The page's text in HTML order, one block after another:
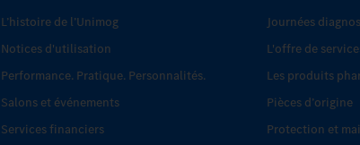
L’histoire de l’Unimog
Notices d'utilisation
Performance. Pratique. Personnalités.
Salons et événements
Services financiers
Journées
L'offre de
Les produits
Pièces d’origine
Protection et